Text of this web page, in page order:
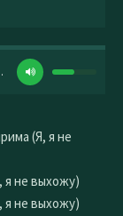
(Я, я не
я не выхожу)
я не выхожу)